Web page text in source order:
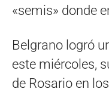
«semis» donde
Belgrano logró
este miércoles,
de Rosario en